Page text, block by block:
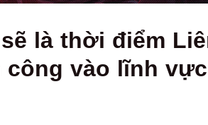
là thời điểm
vào lĩnh